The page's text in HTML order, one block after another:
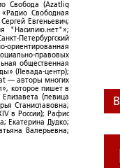
Свобода (Azatliq
Свободная
Евгеньевич;
"Насилию.нет"»;
Петербургский
ориентированная
правовых
общественная
(Левада-центр);
— авторы многих
которое пишет в
(певица
Станиславовна;
в России); Рафис
Екатерина Дудко;
Валерьевна;